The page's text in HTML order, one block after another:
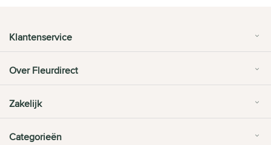
Klantenservice
Over Fleurdirect
Zakelijk
Categorieën